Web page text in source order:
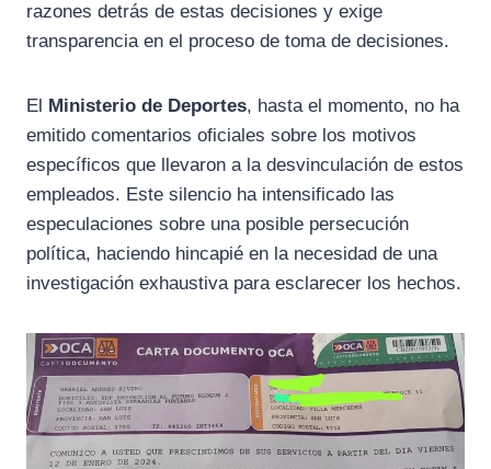
razones detrás de estas decisiones y exige
transparencia en el proceso de toma de decisiones.
El Ministerio de Deportes, hasta el momento, no ha
emitido comentarios oficiales sobre los motivos
específicos que llevaron a la desvinculación de estos
empleados. Este silencio ha intensificado las
especulaciones sobre una posible persecución
política, haciendo hincapié en la necesidad de una
investigación exhaustiva para esclarecer los hechos.